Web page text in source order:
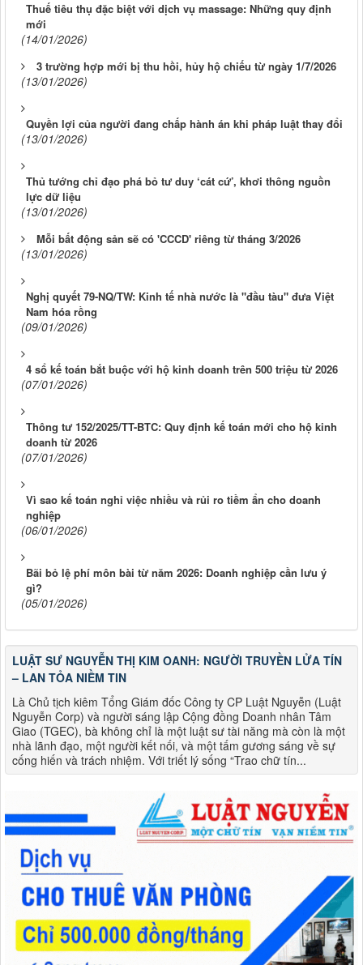
Thuế tiêu thụ đặc biệt với dịch vụ massage: Những quy định
mới
(14/01/2026)
3 trường hợp mới bị thu hồi, hủy hộ chiếu từ ngày 1/7/2026
(13/01/2026)
Quyền lợi của người đang chấp hành án khi pháp luật thay đổi
(13/01/2026)
Thủ tướng chỉ đạo phá bỏ tư duy ‘cát cứ’, khơi thông nguồn
lực dữ liệu
(13/01/2026)
Mỗi bất động sản sẽ có 'CCCD' riêng từ tháng 3/2026
(13/01/2026)
Nghị quyết 79-NQ/TW: Kinh tế nhà nước là "đầu tàu" đưa Việt
Nam hóa rồng
(09/01/2026)
4 sổ kế toán bắt buộc với hộ kinh doanh trên 500 triệu từ 2026
(07/01/2026)
Thông tư 152/2025/TT-BTC: Quy định kế toán mới cho hộ kinh
doanh từ 2026
(07/01/2026)
Vì sao kế toán nghỉ việc nhiều và rủi ro tiềm ẩn cho doanh
nghiệp
(06/01/2026)
Bãi bỏ lệ phí môn bài từ năm 2026: Doanh nghiệp cần lưu ý
gì?
(05/01/2026)
LUẬT SƯ NGUYỄN THỊ KIM OANH: NGƯỜI TRUYỀN LỬA TÍN
– LAN TỎA NIỀM TIN
Là Chủ tịch kiêm Tổng Giám đốc Công ty CP Luật Nguyễn (Luật
Nguyễn Corp) và người sáng lập Cộng đồng Doanh nhân Tâm
Giao (TGEC), bà không chỉ là một luật sư tài năng mà còn là một
nhà lãnh đạo, một người kết nối, và một tấm gương sáng về sự
cống hiến và trách nhiệm. Với triết lý sống “Trao chữ tín...